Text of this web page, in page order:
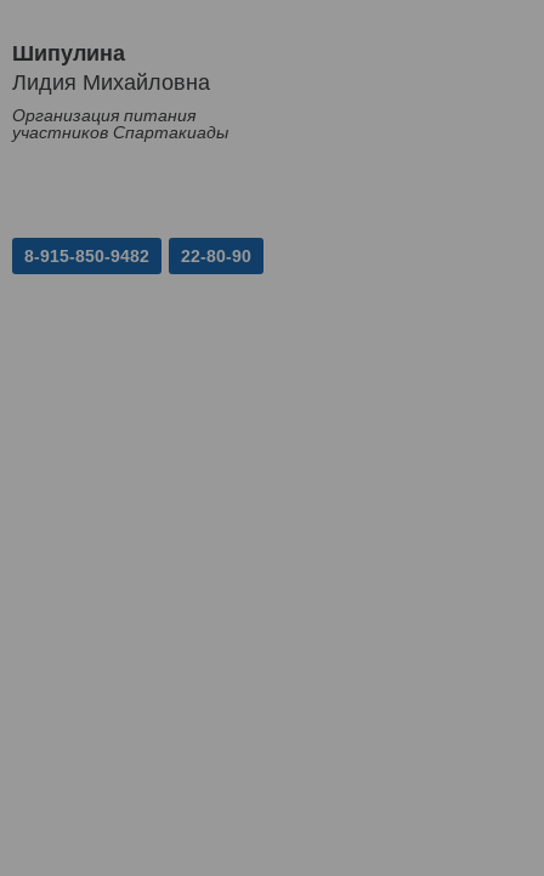
Шипулина
Лидия Михайловна
Организация питания
участников Спартакиады
8-915-850-9482 22-80-90